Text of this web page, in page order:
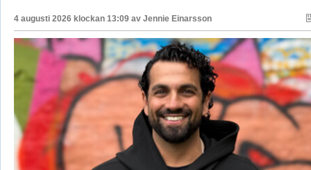
4 augusti 2026 klockan 13:09 av Jennie Einarsson